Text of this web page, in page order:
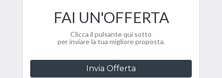
FAI UN'OFFERTA
Clicca il pulsante qui sotto
per inviare la tua migliore proposta.
Invia Offerta